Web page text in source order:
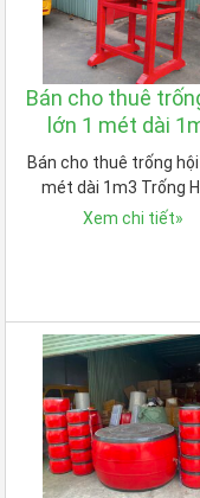
Bán cho thuê
lớn 1 mét dài
Bán cho thuê trống hội
mét dài 1m3 Trống
Xem chi tiết»